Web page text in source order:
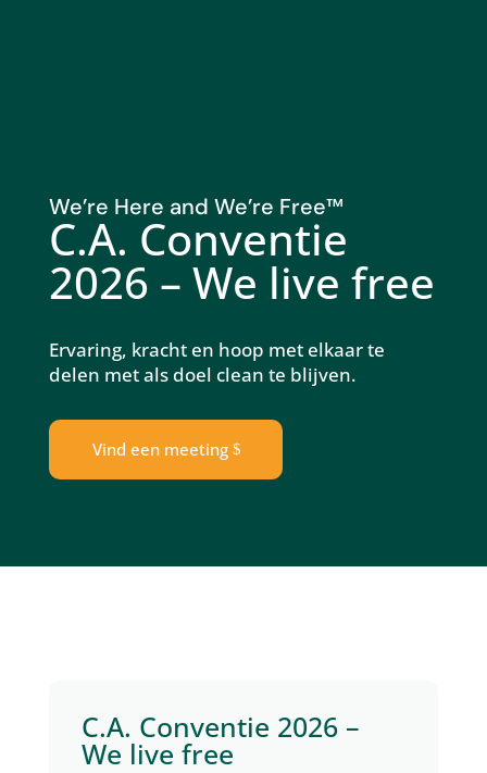
We’re Here and We’re Free™
C.A. Conventie
2026 – We live free
Ervaring, kracht en hoop met elkaar te
delen met als doel clean te blijven.
Vind een meeting
C.A. Conventie 2026 –
We live free